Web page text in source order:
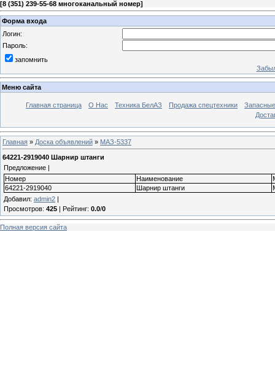
[8 (351) 239-55-68 многоканальный номер]
Форма входа
Логин:
Пароль:
запомнить
Меню сайта
Главная страница О Нас Техника БелАЗ Продажа спецтехники
Главная » Доска объявлений » МАЗ-5337
64221-2919040 Шарнир штанги
Предложение |
Номер
Наименование
64221-2919040
Шарнир штанги
Добавил: admin2 |
Просмотров: 425 | Рейтинг: 0.0/0
Полная версия сайта